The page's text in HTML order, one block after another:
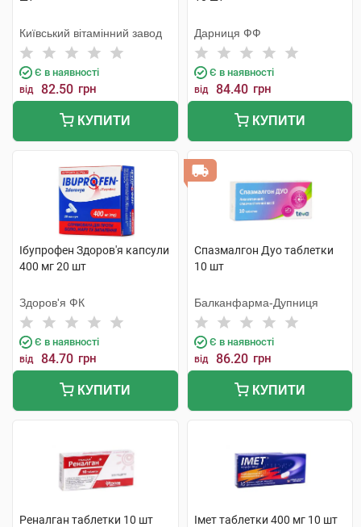
Київський вітамінний завод
Є в наявності
від 82.50 грн
КУПИТИ
Дарниця ФФ
Є в наявності
від 84.40 грн
КУПИТИ
Ібупрофен Здоров'я капсули
400 мг 20 шт
Здоров'я ФК
Є в наявності
від 84.70 грн
КУПИТИ
Спазмалгон Дуо таблетки
10 шт
Балканфарма-Дупниця
Є в наявності
від 86.20 грн
КУПИТИ
Реналган таблетки 10 шт Імет таблетки 400 мг 10 шт